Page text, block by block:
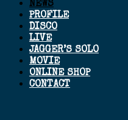
NEWS
PROFILE
DISCO
LIVE
JAGGER’S SOLO
MOVIE
ONLINE SHOP
CONTACT